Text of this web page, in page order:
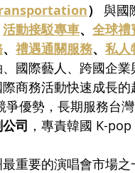
） 與國
活動接駁專車、 全球禮
、 禮遇通關服務、 私人
國際藝人、跨國企
商務活動快速成長
爭優勢，長期服務台
司 ，專責韓國 K-
重要的演唱會市場